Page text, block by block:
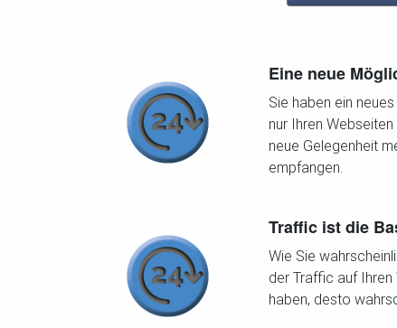
Eine neue
Sie haben ein
nur Ihren
neue Gelegenheit
empfangen.
Traffic ist die
Wie Sie
der Traffic auf
haben, desto